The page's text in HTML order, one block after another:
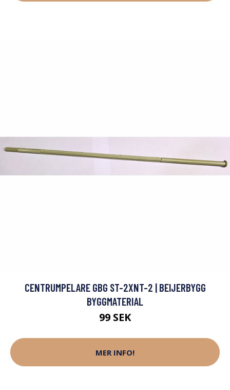
CENTRUMPELARE GBG ST-2XNT-2 | BEIJERBYGG
BYGGMATERIAL
99 SEK
MER INFO!